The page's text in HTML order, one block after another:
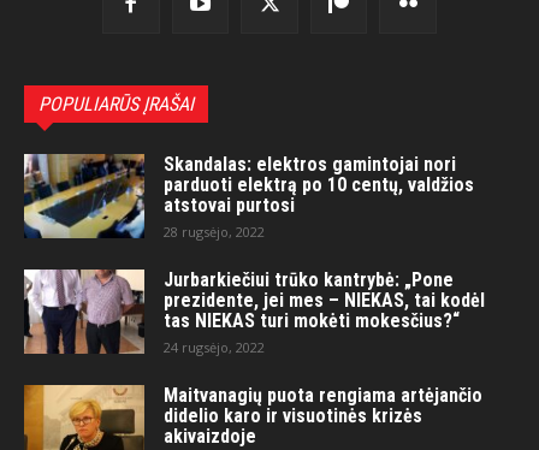
POPULIARŪS ĮRAŠAI
Skandalas: elektros gamintojai nori
parduoti elektrą po 10 centų, valdžios
atstovai purtosi
28 rugsėjo, 2022
Jurbarkiečiui trūko kantrybė: „Pone
prezidente, jei mes – NIEKAS, tai kodėl
tas NIEKAS turi mokėti mokesčius?“
24 rugsėjo, 2022
Maitvanagių puota rengiama artėjančio
didelio karo ir visuotinės krizės
akivaizdoje